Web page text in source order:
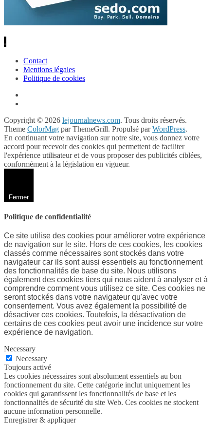
.
Contact
Mentions légales
Politique de cookies
Copyright © 2026 lejournalnews.com. Tous droits réservés.
Theme ColorMag par ThemeGrill. Propulsé parWordPress.
En continuant votre navigation sur notre site, vous donnez votre
accord pour recevoir des cookies qui permettent de faciliter
l'expérience utilisateur et de vous proposer des publicités ciblées,
conformément à la législation en vigueur.
Fermer
Politique de confidentialité
Ce site utilise des cookies pour améliorer votre expérience
de navigation sur le site. Hors de ces cookies, les cookies
classés comme nécessaires sont stockés dans votre
navigateur car ils sont aussi essentiels au fonctionnement
des fonctionnalités de base du site. Nous utilisons
également des cookies tiers qui nous aident à analyser et à
comprendre comment vous utilisez ce site. Ces cookies ne
seront stockés dans votre navigateur qu'avec votre
consentement. Vous avez également la possibilité de
désactiver ces cookies. Toutefois, la désactivation de
certains de ces cookies peut avoir une incidence sur votre
expérience de navigation.
Necessary
Necessary
Toujours activé
Les cookies nécessaires sont absolument essentiels au bon
fonctionnement du site. Cette catégorie inclut uniquement les
cookies qui garantissent les fonctionnalités de base et les
fonctionnalités de sécurité du site Web. Ces cookies ne stockent
aucune information personnelle.
Enregistrer & appliquer